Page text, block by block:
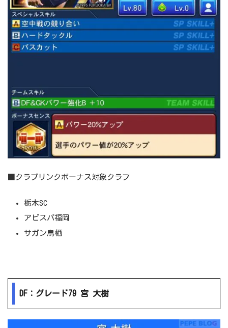
■クラブリンクボーナス対象クラブ
栃木SC
アビスパ福岡
サガン鳥栖
DF：グレード79 宮 大樹